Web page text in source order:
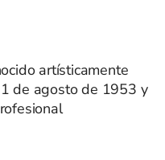
artísticamente
de agosto de 1953 y